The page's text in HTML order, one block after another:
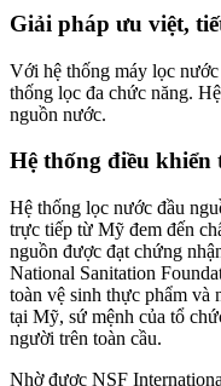
Giải pháp ưu việt,
Với hệ thống máy lọc
thống lọc đa chức năng.
nguồn nước.
Hệ thống điều khiển
Hệ thống lọc nước đầu
trực tiếp từ Mỹ đem đến
nguồn được đạt chứng
National Sanitation
toàn vệ sinh thực phẩm và
tại Mỹ, sứ mệnh của tổ
người trên toàn cầu.
Nhờ được NSF